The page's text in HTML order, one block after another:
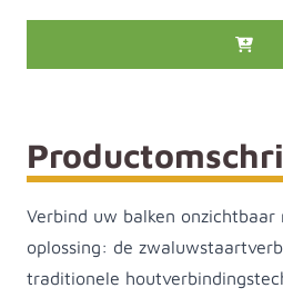
Verbind uw balken onzichtbaar
oplossing: de
traditionele